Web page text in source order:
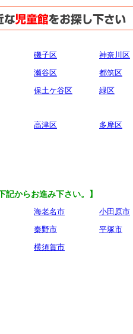
磯子区 神奈川区
瀬谷区 都筑区
保土ケ谷区 緑区
高津区 多摩区
記からお進み下さい。】
海老名市 小田原市
秦野市 平塚市
横須賀市